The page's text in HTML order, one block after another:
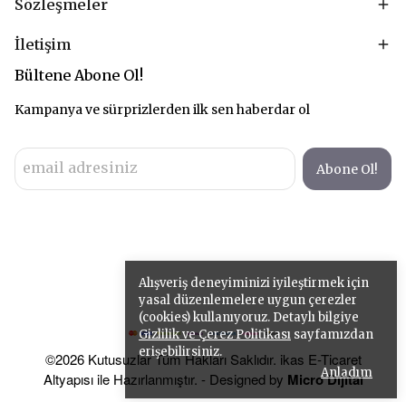
Alışveriş deneyiminizi iyileştirmek için
yasal düzenlemelere uygun çerezler
(cookies) kullanıyoruz. Detaylı bilgiye
Gizlilik ve Çerez Politikası sayfamızdan
erişebilirsiniz.
Anladım
Sözleşmeler
İletişim
Bültene Abone Ol!
Kampanya ve sürprizlerden ilk sen haberdar ol
Abone Ol!
©2026 Kutusuzlar Tüm Hakları Saklıdır. ikas E-Ticaret
Altyapısı ile Hazırlanmıştır. - Designed by Micro Dijital